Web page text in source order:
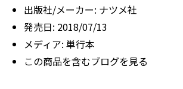
出版社/メーカー: ナツメ社
発売日: 2018/07/13
メディア: 単行本
この商品を含むブログを見る